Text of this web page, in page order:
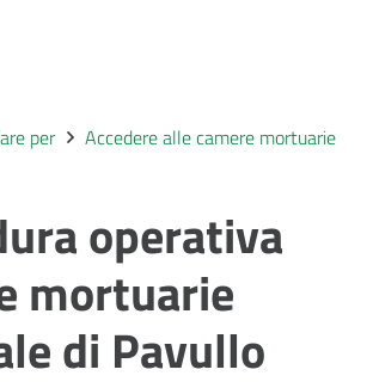
per Accedere alle camere mortuarie
operativa
mortuarie
di Pavullo